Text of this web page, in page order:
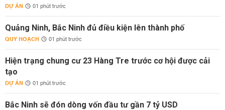
DỰ ÁN 01 phút trước
Quảng Ninh, Bắc Ninh đủ điều kiện lên thành phố
QUY HOẠCH 01 phút trước
Hiện trạng chung cư 23 Hàng Tre trước cơ hội được cải
tạo
DỰ ÁN 01 phút trước
Bắc Ninh sẽ đón dòng vốn đầu tư gần 7 tỷ USD